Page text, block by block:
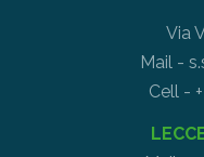
Via
Mail -
Cell -